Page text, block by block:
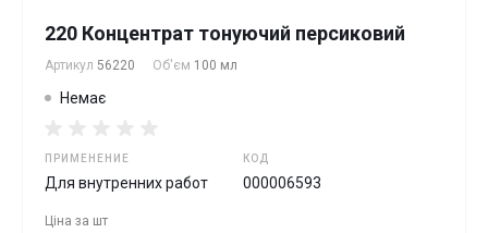
220 Концентрат тонуючий персиковий
Артикул 56220 Об'єм 100 мл
Немає
ПРИМЕНЕНИЕ
Для внутренних работ
КОД
000006593
Ціна за шт